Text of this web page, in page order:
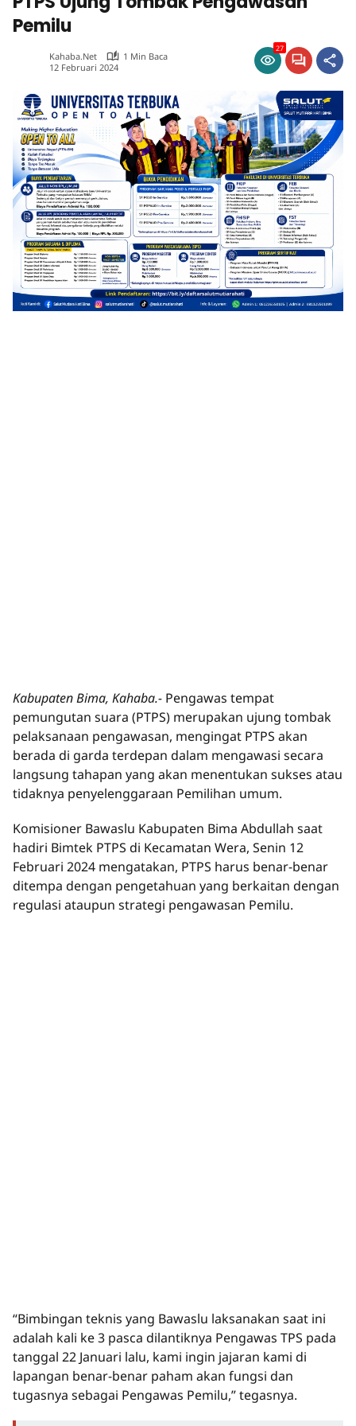
Pemilu
Kahaba.net
1 Min Baca
12 Februari 2024
27
Kabupaten Bima, Kahaba.- Pengawas tempat
pemungutan suara (PTPS) merupakan ujung tombak
pelaksanaan pengawasan, mengingat PTPS akan
berada di garda terdepan dalam mengawasi secara
langsung tahapan yang akan menentukan sukses atau
tidaknya penyelenggaraan Pemilihan umum.
Komisioner Bawaslu Kabupaten Bima Abdullah saat
hadiri Bimtek PTPS di Kecamatan Wera, Senin 12
Februari 2024 mengatakan, PTPS harus benar-benar
ditempa dengan pengetahuan yang berkaitan dengan
regulasi ataupun strategi pengawasan Pemilu.
“Bimbingan teknis yang Bawaslu laksanakan saat ini
adalah kali ke 3 pasca dilantiknya Pengawas TPS pada
tanggal 22 Januari lalu, kami ingin jajaran kami di
lapangan benar-benar paham akan fungsi dan
tugasnya sebagai Pengawas Pemilu,” tegasnya.